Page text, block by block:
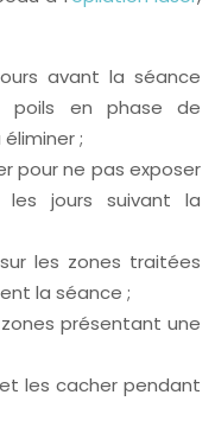
avant la séance
poils en phase de
;
pour ne pas exposer
jours suivant la
les zones traitées
la séance ;
présentant une
les cacher pendant